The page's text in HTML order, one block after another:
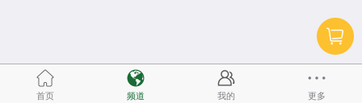
首页 频道 我的 更多